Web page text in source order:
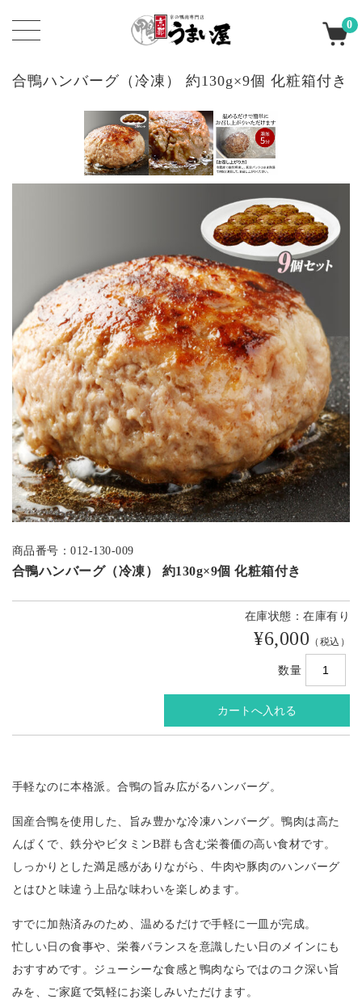
0
合鴨ハンバーグ（冷凍） 約130g×9個 化粧箱付き
商品番号：012-130-009
合鴨ハンバーグ（冷凍） 約130g×9個 化粧箱付き
在庫状態：在庫有り
¥6,000 （税込）
数量
手軽なのに本格派。合鴨の旨み広がるハンバーグ。
国産合鴨を使用した、旨み豊かな冷凍ハンバーグ。鴨肉は高た
んぱくで、鉄分やビタミンB群も含む栄養価の高い食材です。
しっかりとした満足感がありながら、牛肉や豚肉のハンバーグ
とはひと味違う上品な味わいを楽しめます。
すでに加熱済みのため、温めるだけで手軽に一皿が完成。
忙しい日の食事や、栄養バランスを意識したい日のメインにも
おすすめです。ジューシーな食感と鴨肉ならではのコク深い旨
みを、ご家庭で気軽にお楽しみいただけます。